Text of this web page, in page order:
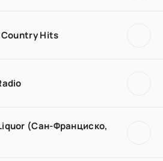
Country Hits
(Сан-Франциско,